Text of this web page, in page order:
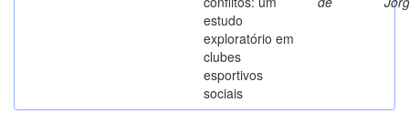
estudo
exploratório em
clubes
esportivos
sociais